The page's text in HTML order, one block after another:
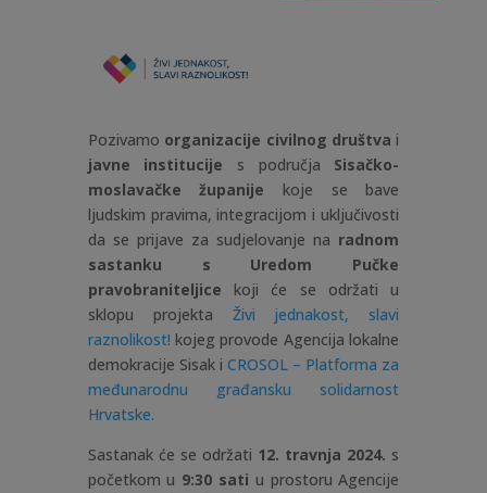
Pozivamo organizacije civilnog društva i
javne institucije s područja Sisačko-
moslavačke županije koje se bave
ljudskim pravima, integracijom i uključivosti
da se prijave za sudjelovanje na radnom
sastanku s Uredom Pučke
pravobraniteljice koji će se održati u
sklopu projekta Živi jednakost, slavi
raznolikost! kojeg provode Agencija lokalne
demokracije Sisak i CROSOL – Platforma za
međunarodnu građansku solidarnost
Hrvatske.
Sastanak će se održati 12. travnja 2024. s
početkom u 9:30 sati u prostoru Agencije